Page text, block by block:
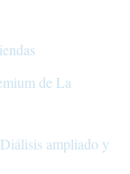
de La
ampliado y